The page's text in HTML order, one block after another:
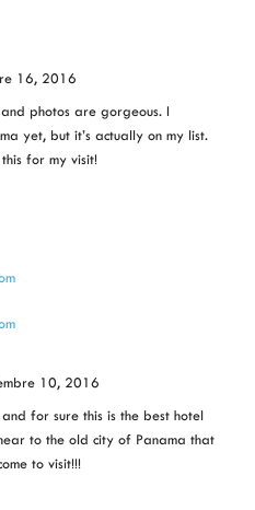
16, 2016
photos are gorgeous. I
yet, but it’s actually on my list.
for my visit!
10, 2016
for sure this is the best hotel
to the old city of Panama that
to visit!!!